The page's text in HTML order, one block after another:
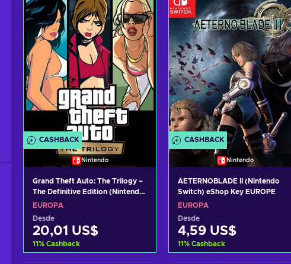
Ver ofertas Ver ofertas
CASHBACK
Nintendo
Grand Theft Auto: The Trilogy –
The Definitive Edition (Nintendo
Switch) eShop Key EUROPE
EUROPA
Desde
20,01 US$
11% Cashback
CASHBACK
Nintendo
AETERNOBLADE II (Nintendo
Switch) eShop Key EUROPE
EUROPA
Desde
4,59 US$
11% Cashback